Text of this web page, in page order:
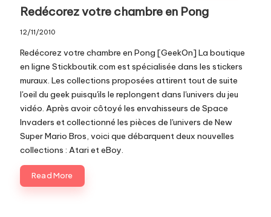
P
la
y.
c
o
m
Redécorez votre chambre en Pong
12/11/2010
Redécorez votre chambre en Pong [GeekOn] La boutique
en ligne Stickboutik.com est spécialisée dans les stickers
muraux. Les collections proposées attirent tout de suite
l'oeil du geek puisqu'ils le replongent dans l'univers du jeu
vidéo. Après avoir côtoyé les envahisseurs de Space
Invaders et collectionné les pièces de l'univers de New
Super Mario Bros, voici que débarquent deux nouvelles
collections : Atari et eBoy.
Read More